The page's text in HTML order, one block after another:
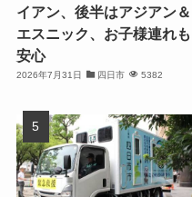
イアン、後半はアジアン＆
エスニック、お子様連れも
安心
2026年7月31日 四日市 5382